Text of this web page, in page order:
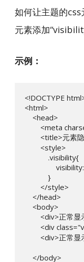
如何让主题的
元素添加
示例：
<!DOCTYPE
<html>